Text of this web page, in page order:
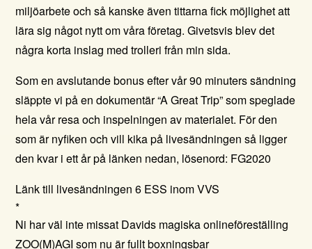
miljöarbete och så kanske även tittarna fick möjlighet att
lära sig något nytt om våra företag. Givetsvis blev det
några korta inslag med trolleri från min sida.
Som en avslutande bonus efter vår 90 minuters sändning
släppte vi på en dokumentär “A Great Trip” som speglade
hela vår resa och inspelningen av materialet. För den
som är nyfiken och vill kika på livesändningen så ligger
den kvar i ett år på länken nedan, lösenord: FG2020
Länk till livesändningen 6 ESS inom VVS
*
Ni har väl inte missat Davids magiska onlineföreställing
ZOO(M)AGI som nu är fullt boxningsbar